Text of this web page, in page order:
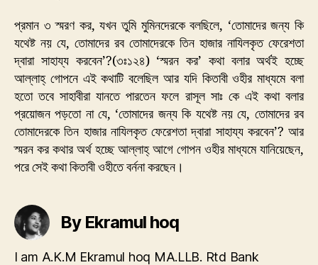
প্রমান ৩ স্মরণ কর, যখন তুমি মুমিনদেরকে বলছিলে, ‘তোমাদের জন্য কি
যথেষ্ট নয় যে, তোমাদের রব তোমাদেরকে তিন হাজার নাযিলকৃত ফেরেশতা
দ্বারা সাহায্য করবেন’?(৩ঃ১২৪) ‘স্মরন কর’ কথা বলার অর্থই হচ্ছে
আল্লাহ্ গোপনে এই কথাটি বলেছিল আর যদি কিতাবী ওহীর মাধ্যমে বলা
হতো তবে সাহাবীরা যানতে পারতেন ফলে রাসূল সাঃ কে এই কথা বলার
প্রয়োজন পড়তো না যে, ‘তোমাদের জন্য কি যথেষ্ট নয় যে, তোমাদের রব
তোমাদেরকে তিন হাজার নাযিলকৃত ফেরেশতা দ্বারা সাহায্য করবেন’? আর
স্মরন কর কথার অর্থ হচ্ছে আল্লাহ্ আগে গোপন ওহীর মাধ্যমে যানিয়েছেন,
পরে সেই কথা কিতাবী ওহীতে বর্ননা করছেন।
By Ekramul hoq
I am A.K.M Ekramul hoq MA.LLB. Rtd Bank